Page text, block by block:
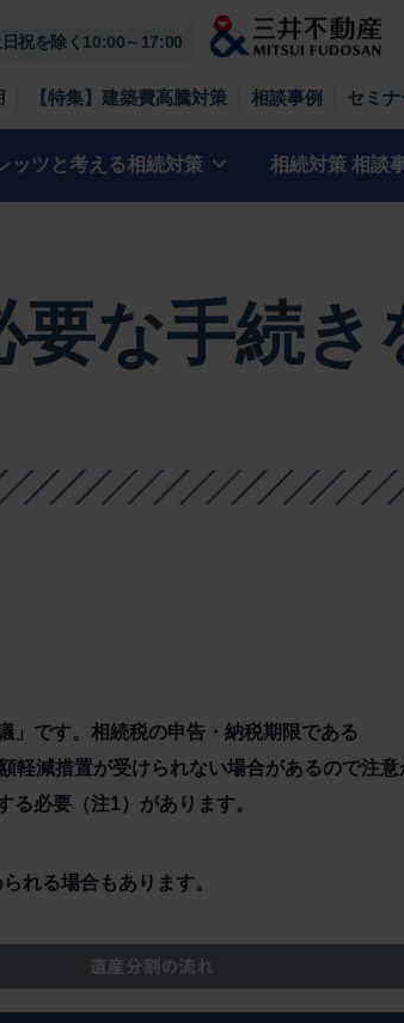
日祝を除く10:00～17:00
【特集】建築費高騰対策 相談事例 セミナ
ッツと考える相続対策 相続対策 相談
な手続き
」です。相続税の申告・納税期限である
減措置が受けられない場合があるので注意
る必要（注1）があります。
れる場合もあります。